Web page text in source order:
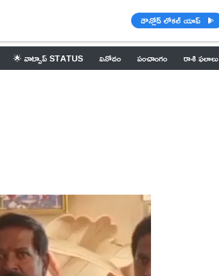
డౌన్లోడ్ లోకల్ యాప్
🌟 వాట్సాప్ STATUS వినోదం పంచాంగం రాశి ఫలాలు